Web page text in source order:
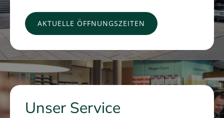
AKTUELLE ÖFFNUNGSZEITEN
Unser Service